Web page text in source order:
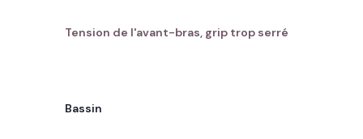
Tension de l'avant-bras, grip trop serré
Bassin